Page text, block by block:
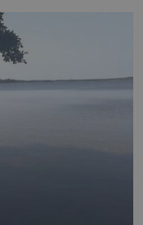
vznikla někdy
zaznamenali